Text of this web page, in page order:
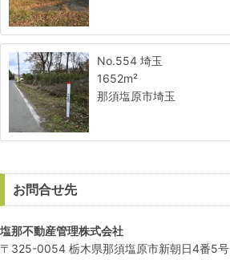
No.554 埼玉
1652m²
那須塩原市埼玉
お問合せ先
塩那不動産管理株式会社
〒325-0054 栃木県那須塩原市新朝日4番5号